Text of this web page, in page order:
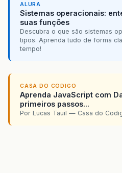
ALURA
Sistemas operacionais:
suas funções
Descubra o que são sistemas
tipos. Aprenda tudo de forma
tempo!
CASA DO CODIGO
Aprenda JavaScript com
primeiros passos...
Por Lucas Tauil — Casa do